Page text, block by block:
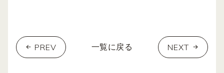
PREV 一覧に戻る NEXT